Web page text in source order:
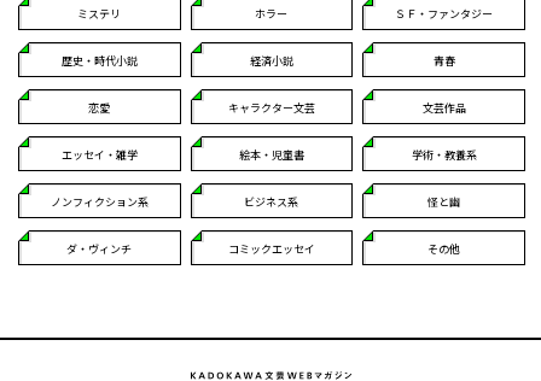
ミステリ ホラー ＳＦ・ファンタジー
歴史・時代小説 経済小説 青春
恋愛 キャラクター文芸 文芸作品
エッセイ・雑学 絵本・児童書 学術・教養系
ノンフィクション系 ビジネス系 怪と幽
ダ・ヴィンチ コミックエッセイ その他